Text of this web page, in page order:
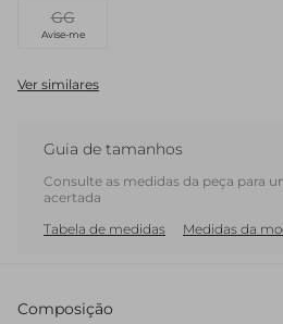
GG
Avise-me
Ver similares
Guia de tamanhos
Consulte as medidas da peça para
acertada
Tabela de medidas
Medidas da
Composição